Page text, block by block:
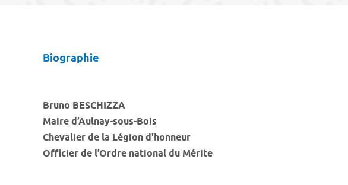
Biographie
Bruno BESCHIZZA
Maire d’Aulnay-sous-Bois
Chevalier de la Légion d'honneur
Officier de l’Ordre national du Mérite